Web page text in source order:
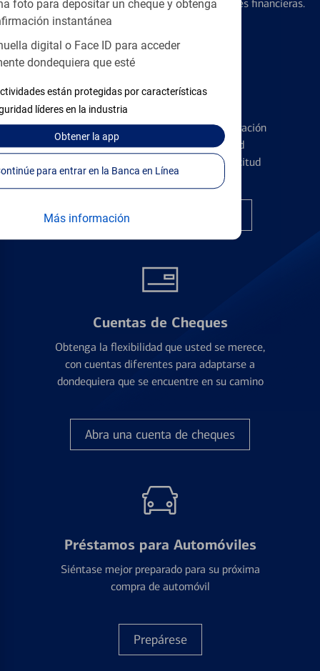
foto para depositar un cheque y obtenga
instantánea
digital o Face ID para acceder
dondequiera que esté
están protegidas por características
líderes en la industria
Obtenerla app
Continúe para entrar en la Banca en Línea
Más información
diseñados para ayudar con todas sus necesidades financieras.
Tarjetas de Crédito
Conozca los pormenores de la administración
de tarjetas de crédito y la identidad
financiera antes de presentar una solicitud
Encuentre la tarjeta correcta
Cuentas de Cheques
Obtenga la flexibilidad que usted se merece,
con cuentas diferentes para adaptarse a
dondequiera que se encuentre en su camino
Abra una cuenta de cheques
Préstamos para Automóviles
Siéntase mejor preparado para su próxima
compra de automóvil
Prepárese